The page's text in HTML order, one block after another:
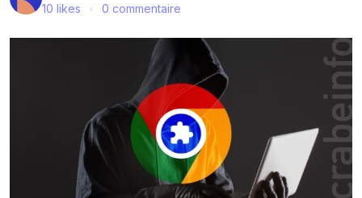
10 likes
0 commentaire